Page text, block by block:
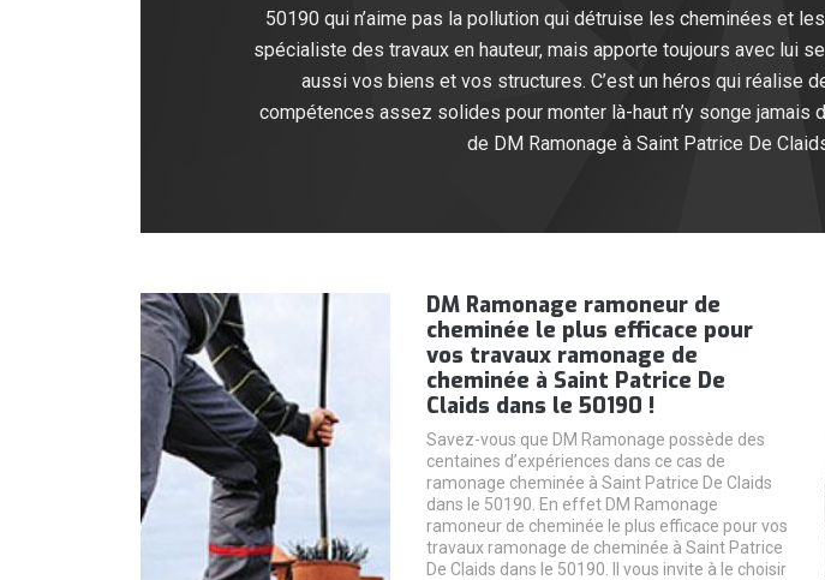
50190 qui n’aime pas la pollution qui détruise les cheminées et
spécialiste des travaux en hauteur, mais apporte toujours avec lui
aussi vos biens et vos structures. C’est un héros qui réalise
compétences assez solides pour monter là-haut n’y songe
de DM Ramonage à Saint Patrice De
DM Ramonage ramoneur de
cheminée le plus efficace pour
vos travaux ramonage de
cheminée à Saint Patrice De
Claids dans le 50190 !
Savez-vous que DM Ramonage possède des
centaines d’expériences dans ce cas de
ramonage cheminée à Saint Patrice De Claids
dans le 50190. En effet DM Ramonage
ramoneur de cheminée le plus efficace pour vos
travaux ramonage de cheminée à Saint Patrice
De Claids dans le 50190. Il vous invite à le choisir